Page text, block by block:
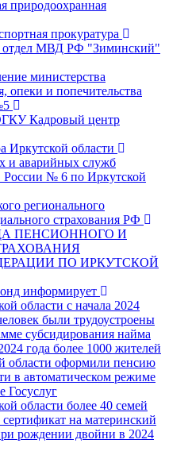
природоохранная
прокуратура
МВД РФ "Зиминский"
министерства
опеки и попечительства
Кадровый центр
Иркутской области
и аварийных служб
№ 6 по Иркутской
регионального
страхования РФ
ПЕНСИОННОГО И
ПО ИРКУТСКОЙ
информирует
области с начала 2024
были трудоустроены
субсидирования найма
года более 1000 жителей
области оформили пенсию
в автоматическом режиме
Госуслуг
области более 40 семей
на материнский
рождении двойни в 2024